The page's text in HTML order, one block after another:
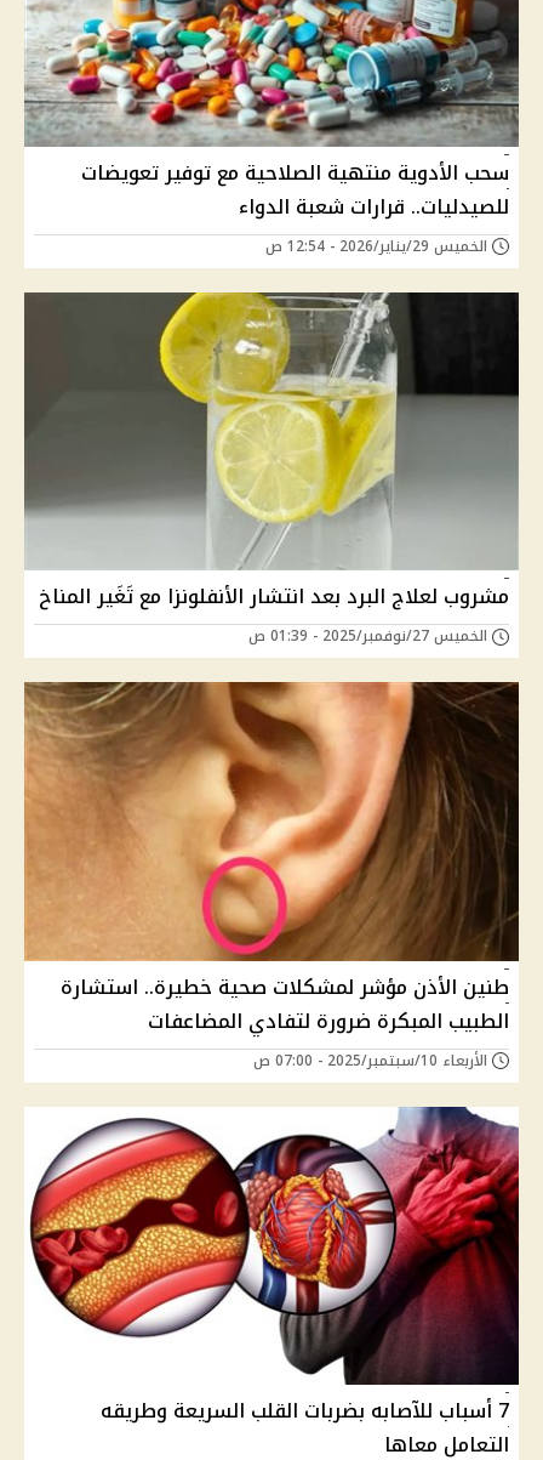
سحب الأدوية منتهية الصلاحية مع توفير تعويضات
للصيدليات.. قرارات شعبة الدواء
الخميس 29/يناير/2026 - 12:54 ص
مشروب لعلاج البرد بعد انتشار الأنفلونزا مع تَغَير المناخ
الخميس 27/نوفمبر/2025 - 01:39 ص
طنين الأذن مؤشر لمشكلات صحية خطيرة.. استشارة
الطبيب المبكرة ضرورة لتفادي المضاعفات
الأربعاء 10/سبتمبر/2025 - 07:00 ص
7 أسباب للآصابه بضربات القلب السريعة وطريقه
التعامل معاها